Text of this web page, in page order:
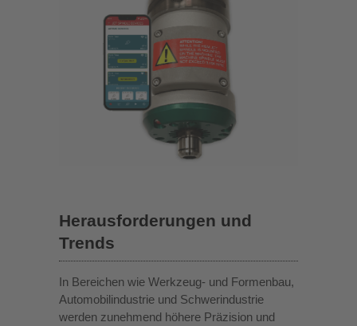
Herausforderungen und
Trends
In Bereichen wie Werkzeug- und Formenbau,
Automobilindustrie und Schwerindustrie
werden zunehmend höhere Präzision und